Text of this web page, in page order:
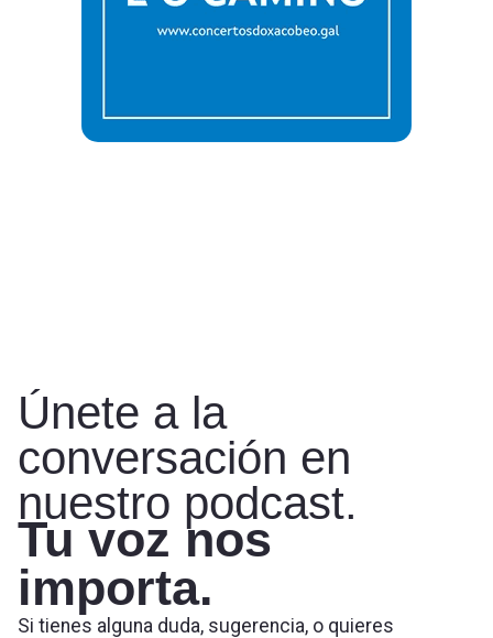
Únete a la
conversación en
nuestro podcast.
Tu voz nos
importa.
Si tienes alguna duda, sugerencia, o quieres